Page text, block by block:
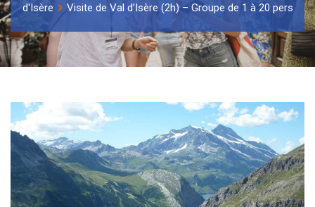
d'Isère
Visite de Val d’Isère (2h) – Groupe de 1 à 20 pers